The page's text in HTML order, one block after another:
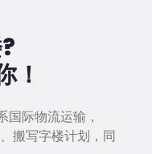
！
国际物流运输，
搬写字楼计划，同